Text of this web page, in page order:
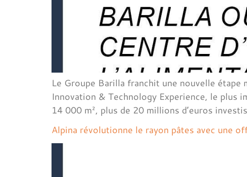
Le Groupe Barilla franchit une nouvelle étape
Innovation & Technology Experience, le plus
14 000 m², plus de 20 millions d’euros
Alpina révolutionne le rayon pâtes avec une